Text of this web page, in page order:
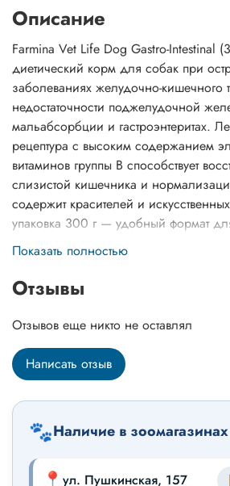
Описание
Farmina Vet Life Dog Gastro-Intestinal
диетический корм для собак при
заболеваниях желудочно-кишечного
недостаточности поджелудочной
мальабсорбции и гастроэнтеритах.
рецептура с высоким содержанием
витаминов группы B способствует
слизистой кишечника и
содержит красителей и
упаковка 300 г — удобный формат
кормления или для собак мелких
Показать полностью
Отзывы
Отзывов еще никто не оставлял
Написать отзыв
🐾Наличие в
📍 ул. Пушкинская, 157